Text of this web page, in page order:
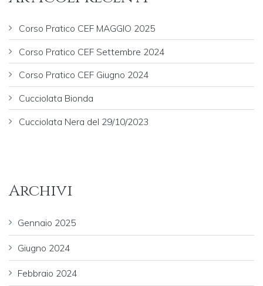
Corso Pratico CEF MAGGIO 2025
Corso Pratico CEF Settembre 2024
Corso Pratico CEF Giugno 2024
Cucciolata Bionda
Cucciolata Nera del 29/10/2023
Archivi
Gennaio 2025
Giugno 2024
Febbraio 2024